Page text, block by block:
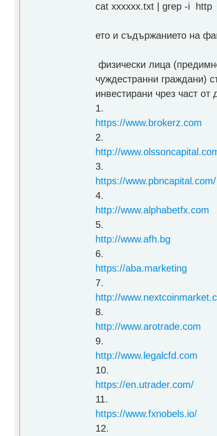
cat xxxxxx.txt | grep -i
ето и съдържанието на
физически лица
чуждестранни граждани)
инвестирани чрез част
1.
https://www.brokerz.com
2.
http://
3.
https://www.pbncapital.com/
4.
http://www.alphabetfx.com
5.
http://www.afh.bg
6.
https://aba.marketing
7.
http://
8.
http://www.arotrade.com
9.
http://www.legalcfd.com
10.
https://en.utrader.com/
11.
https://www.fxnobels.io/
12.